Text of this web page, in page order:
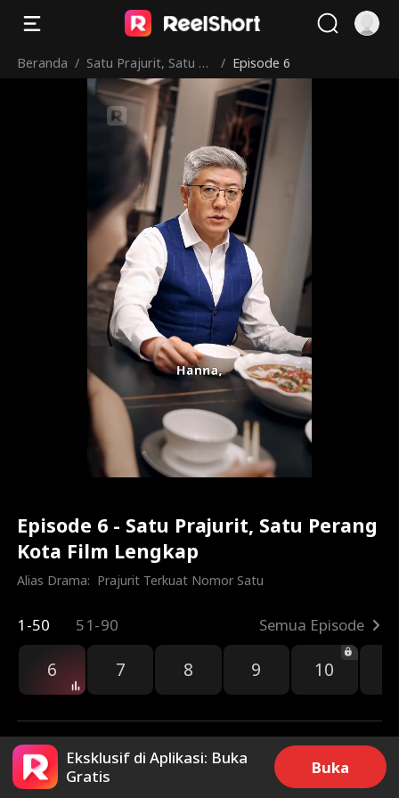
Beranda / Satu Prajurit, Satu Pe
rang Kota
/ Episode 6
Episode 6 - Satu Prajurit, Satu Perang
Kota Film Lengkap
Alias Drama: Prajurit Terkuat Nomor Satu
1-50 51-90 Semua Episode
6 7 8 9 10
239 Bagikan
Eksklusif di Aplikasi: Buka
Gratis
Buka